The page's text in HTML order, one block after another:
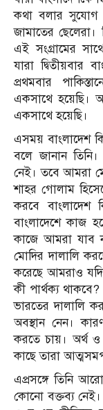
কথা বলার সুযোগ
জামাতের
এই সংগ্রামের
যারা দ্বিতীয়বার
প্রথমবার
একসাথে হয়েছি।
একসাথে হয়েছি।
এসময় বাংলাদেশ
বলে জানান
নেই। তবে আমরা
শাহর গোলাম
করবে বাংলাদেশ
বাংলাদেশে কাজ
কাজে আমরা যাব
মোদির দালালি
করেছে আমরাও
কী পার্থক্য
ভারতের দালালি
অবস্থান নেন।
করতে চায়। অর্থ ও
কাছে তারা
এপ্রসঙ্গে তিনি
কোনো বক্তব্য